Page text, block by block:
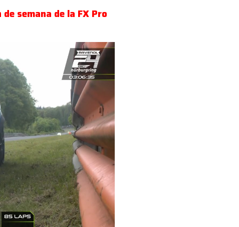
semana de la FX Pro